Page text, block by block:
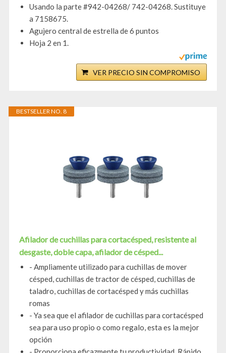
Usando la parte #942-04268/ 742-04268. Sustituye
a 7158675.
Agujero central de estrella de 6 puntos
Hoja 2 en 1.
VER PRECIO SIN COMPROMISO
BESTSELLER NO. 8
Afilador de cuchillas para cortacésped, resistente al
desgaste, doble capa, afilador de césped...
- Ampliamente utilizado para cuchillas de mover
césped, cuchillas de tractor de césped, cuchillas de
taladro, cuchillas de cortacésped y más cuchillas
romas
- Ya sea que el afilador de cuchillas para cortacésped
sea para uso propio o como regalo, esta es la mejor
opción